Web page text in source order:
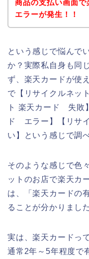
商品の支払い画面
エラーが発生！！
という感じで悩んで
か？実際私自身も同
ず、楽天カードが使
で【リサイクルネッ
ト 楽天カード 失敗
ド エラー】【リサ
い】という感じで調
そのような感じで色
ットのお店で楽天カ
は、「楽天カードの
ることが分かりました
実は、楽天カードっ
通常2年～5年程度で